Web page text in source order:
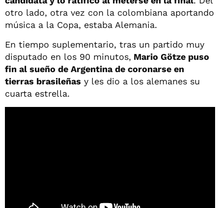
otro lado, otra vez con la colombiana aportando
música a la Copa, estaba Alemania.
En tiempo suplementario, tras un partido muy
disputado en los 90 minutos, Mario Götze puso
fin al sueño de Argentina de coronarse en
tierras brasileñas y les dio a los alemanes su
cuarta estrella.